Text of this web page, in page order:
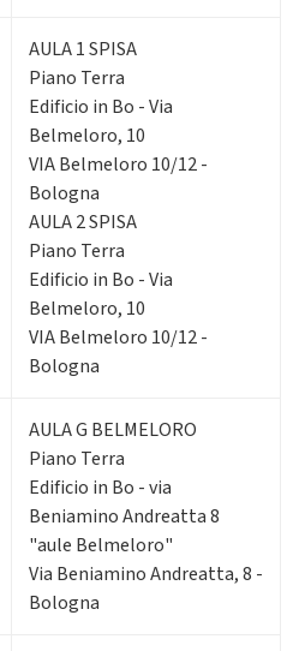
AULA 1 SPISA
Piano Terra
Edificio in Bo - Via
Belmeloro, 10
VIA Belmeloro 10/12 -
Bologna
AULA 2 SPISA
Piano Terra
Edificio in Bo - Via
Belmeloro, 10
VIA Belmeloro 10/12 -
Bologna
AULA G BELMELORO
Piano Terra
Edificio in Bo - via
Beniamino Andreatta 8
"aule Belmeloro"
Via Beniamino Andreatta, 8 -
Bologna